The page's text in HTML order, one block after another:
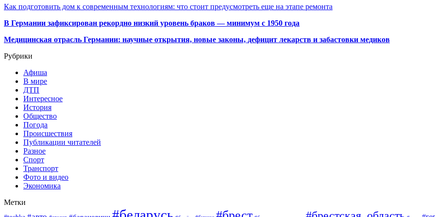
Как подготовить дом к современным технологиям: что стоит предусмотреть еще на этапе ремонта
В Германии зафиксирован рекордно низкий уровень браков — минимум с 1950 года
Медицинская отрасль Германии: научные открытия, новые законы, дефицит лекарств и забастовки медиков
Рубрики
Афиша
В мире
ДТП
Интересное
История
Общество
Погода
Происшествия
Публикации читателей
Разное
Спорт
Транспорт
Фото и видео
Экономика
Метки